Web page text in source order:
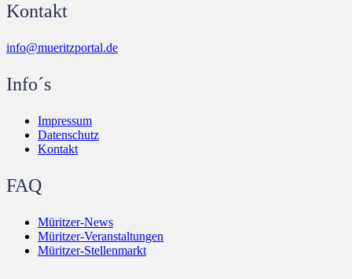
Kontakt
info@mueritzportal.de
Info´s
Impressum
Datenschutz
Kontakt
FAQ
Müritzer-News
Müritzer-Veranstaltungen
Müritzer-Stellenmarkt